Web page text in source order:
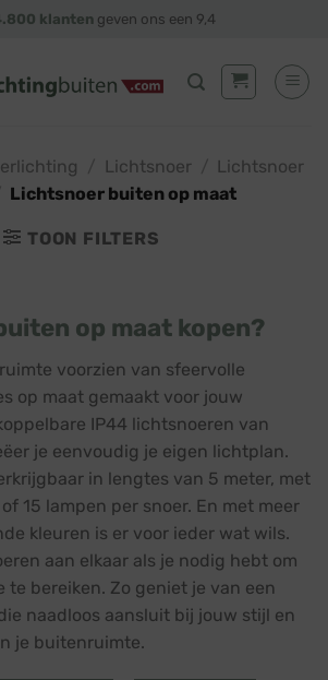
klanten geven ons een 9,4
Lichtsnoer
Lichtsnoer
Lichtsnoer buiten op maat
TOON FILTERS
op maat kopen?
voorzien van sfeervolle
op maat gemaakt voor jouw
IP44 lichtsnoeren van
je eenvoudig je eigen lichtplan.
in lengtes van 5 meter, met
15 lampen per snoer. En met meer
kleuren is er voor ieder wat wils.
aan elkaar als je nodig hebt om
te bereiken. Zo geniet je van een
naadloos aansluit bij jouw stijl en
je buitenruimte.